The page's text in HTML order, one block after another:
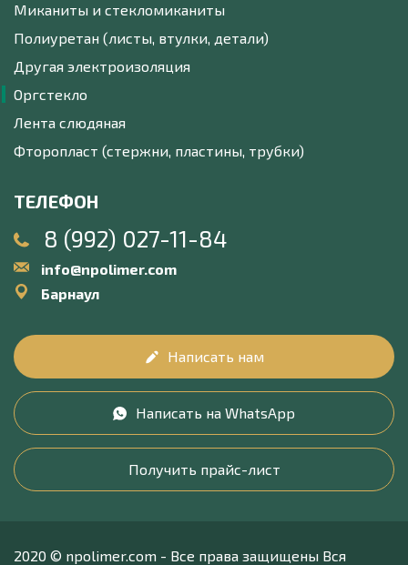
Миканиты и стекломиканиты
Полиуретан (листы, втулки, детали)
Другая электроизоляция
Оргстекло
Лента слюдяная
Фторопласт (стержни, пластины, трубки)
ТЕЛЕФОН
8 (992) 027-11-84
info@npolimer.com
Барнаул
Написать нам
Написать на WhatsApp
Получить прайс-лист
2020 © npolimer.com - Все права защищены Вся